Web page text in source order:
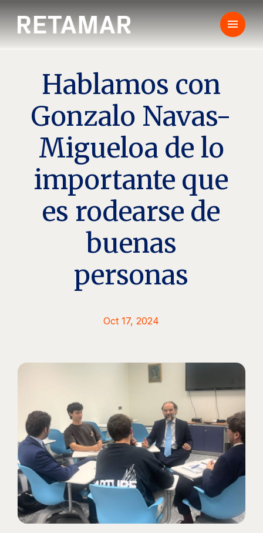
menu
Hablamos con
Gonzalo Navas-
Migueloa de lo
importante que
es rodearse de
buenas
personas
Oct 17, 2024